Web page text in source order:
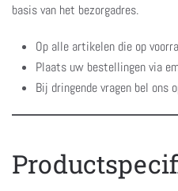
basis van het bezorgadres.
Op alle artikelen die op
Plaats uw bestellingen via
Bij dringende vragen bel ons